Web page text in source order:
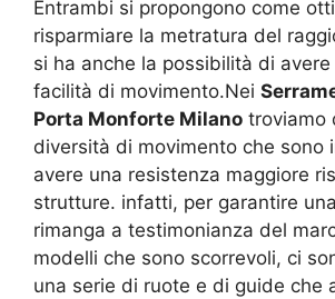
Entrambi si propongono come
risparmiare la metratura del
si ha anche la possibilità di
facilità di movimento.Nei
Porta Monforte Milano troviamo
diversità di movimento che sono
avere una resistenza maggiore
strutture. infatti, per garantire
rimanga a testimonianza del
modelli che sono scorrevoli, ci
una serie di ruote e di guide che